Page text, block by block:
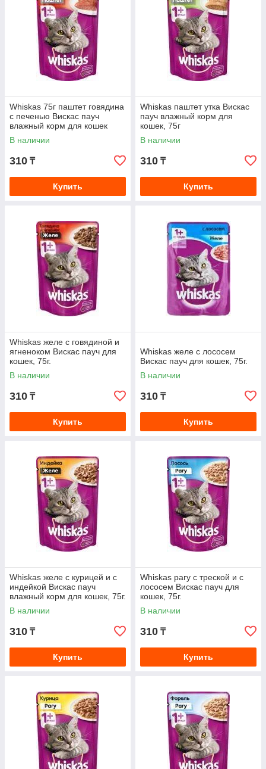
Whiskas 75г паштет говядина
с печенью Вискас пауч
влажный корм для кошек
В наличии
310 ₸
Купить
Whiskas паштет утка Вискас
пауч влажный корм для
кошек, 75г
В наличии
310 ₸
Купить
Whiskas желе с говядиной и
ягненоком Вискас пауч для
кошек, 75г.
В наличии
310 ₸
Купить
Whiskas желе с лососем
Вискас пауч для кошек, 75г.
В наличии
310 ₸
Купить
Whiskas желе с курицей и с
индейкой Вискас пауч
влажный корм для кошек, 75г.
В наличии
310 ₸
Купить
Whiskas рагу с треской и с
лососем Вискас пауч для
кошек, 75г.
В наличии
310 ₸
Купить